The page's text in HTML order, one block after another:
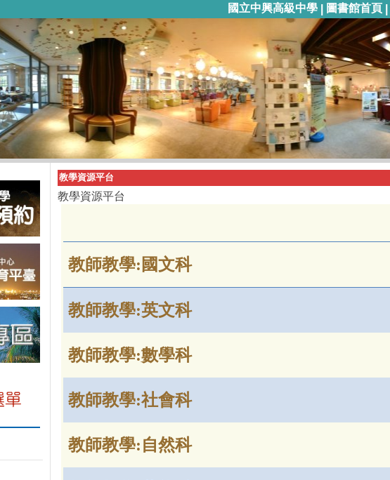
國立中興高級中學| 圖書館首頁
教學資源平台
教學資源平台
教師教學: 國文科
教師教學:英文科
教師教學:數學科
教師教學:社會科
教師教學:自然科